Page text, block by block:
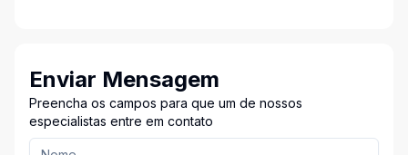
Enviar Mensagem
Preencha os campos para que um de nossos
especialistas entre em contato